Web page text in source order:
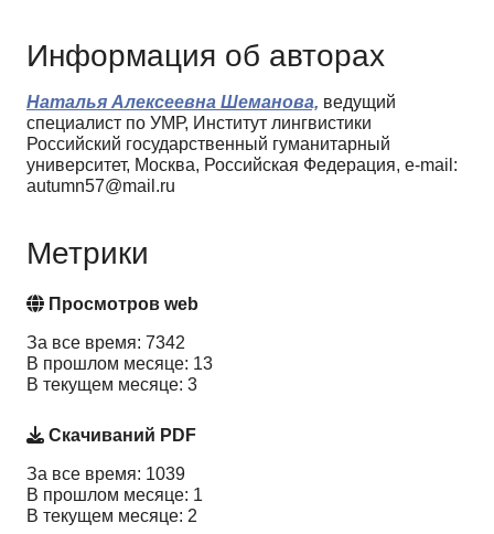
Информация об авторах
Наталья Алексеевна Шеманова, ведущий
специалист по УМР, Институт лингвистики
Российский государственный гуманитарный
университет, Москва, Российская Федерация, e-mail:
autumn57@mail.ru
Метрики
Просмотров web
За все время: 7342
В прошлом месяце: 13
В текущем месяце: 3
Скачиваний PDF
За все время: 1039
В прошлом месяце: 1
В текущем месяце: 2